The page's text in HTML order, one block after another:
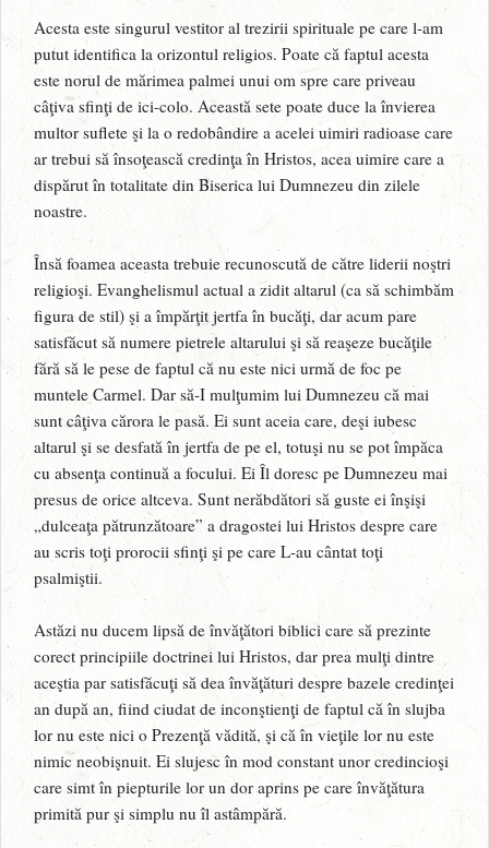
Acesta este singurul vestitor al trezirii spirituale pe care l-am
putut identifica la orizontul religios. Poate că faptul acesta
este norul de mărimea palmei unui om spre care priveau
câţiva sfinţi de ici-colo. Această sete poate duce la învierea
multor suflete şi la o redobândire a acelei uimiri radioase care
ar trebui să însoţească credinţa în Hristos, acea uimire care a
dispărut în totalitate din Biserica lui Dumnezeu din zilele
noastre.
Însă foamea aceasta trebuie recunoscută de către liderii noştri
religioşi. Evanghelismul actual a zidit altarul (ca să schimbăm
figura de stil) şi a împărţit jertfa în bucăţi, dar acum pare
satisfăcut să numere pietrele altarului şi să reaşeze bucăţile
fără să le pese de faptul că nu este nici urmă de foc pe
muntele Carmel. Dar să-I mulţumim lui Dumnezeu că mai
sunt câţiva cărora le pasă. Ei sunt aceia care, deşi iubesc
altarul şi se desfată în jertfa de pe el, totuşi nu se pot împăca
cu absenţa continuă a focului. Ei Îl doresc pe Dumnezeu mai
presus de orice altceva. Sunt nerăbdători să guste ei înşişi
„dulceaţa pătrunzătoare” a dragostei lui Hristos despre care
au scris toţi prorocii sfinţi şi pe care L-au cântat toţi
psalmiştii.
Astăzi nu ducem lipsă de învăţători biblici care să prezinte
corect principiile doctrinei lui Hristos, dar prea mulţi dintre
aceştia par satisfăcuţi să dea învăţături despre bazele credinţei
an după an, fiind ciudat de inconştienţi de faptul că în slujba
lor nu este nici o Prezenţă vădită, şi că în vieţile lor nu este
nimic neobişnuit. Ei slujesc în mod constant unor credincioşi
care simt în piepturile lor un dor aprins pe care învăţătura
primită pur şi simplu nu îl astâmpără.